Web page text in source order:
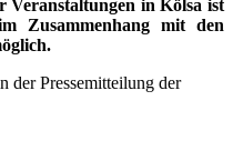
in Kölsa ist
Zusammenhang mit den
der Pressemitteilung der